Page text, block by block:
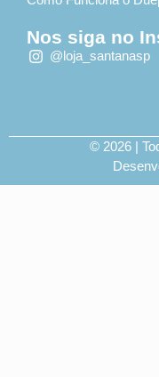
Nos siga no
@loja_santanasp
© 2026 |